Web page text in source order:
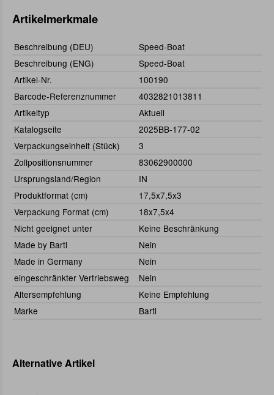
Artikelmerkmale
Beschreibung (DEU)
Speed-Boat
Beschreibung (ENG)
Speed-Boat
Artikel-Nr.
100190
Barcode-Referenznummer
4032821013811
Artikeltyp
Aktuell
Katalogseite
2025BB-177-02
Verpackungseinheit (Stück)
3
Zollpositionsnummer
83062900000
Ursprungsland/Region
IN
Produktformat (cm)
17,5x7,5x3
Verpackung Format (cm)
18x7,5x4
Nicht geeignet unter
Keine Beschränkung
Made by Bartl
Nein
Made in Germany
Nein
eingeschränkter Vertriebsweg
Nein
Altersempfehlung
Keine Empfehlung
Marke
Bartl
Alternative Artikel